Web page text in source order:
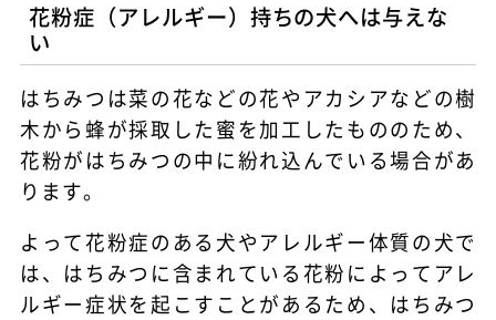
花粉症（アレルギー）持ちの犬へは与えな
い
はちみつは菜の花などの花やアカシアなどの樹
木から蜂が採取した蜜を加工したもののため、
花粉がはちみつの中に紛れ込んでいる場合があ
ります。
よって花粉症のある犬やアレルギー体質の犬で
は、はちみつに含まれている花粉によってアレ
ルギー症状を起こすことがあるため、はちみつ